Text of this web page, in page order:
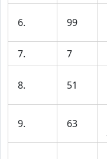
6. 99
7. 7
8. 51
9. 63